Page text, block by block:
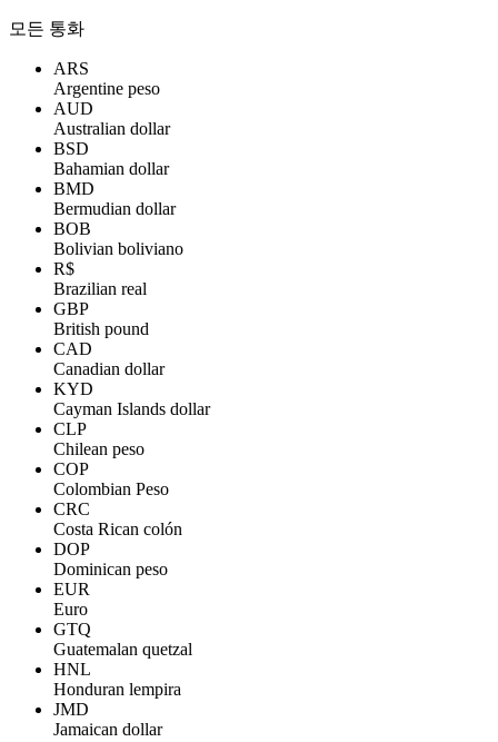
모든 통화
ARS
Argentine peso
AUD
Australian dollar
BSD
Bahamian dollar
BMD
Bermudian dollar
BOB
Bolivian boliviano
R$
Brazilian real
GBP
British pound
CAD
Canadian dollar
KYD
Cayman Islands dollar
CLP
Chilean peso
COP
Colombian Peso
CRC
Costa Rican colón
DOP
Dominican peso
EUR
Euro
GTQ
Guatemalan quetzal
HNL
Honduran lempira
JMD
Jamaican dollar